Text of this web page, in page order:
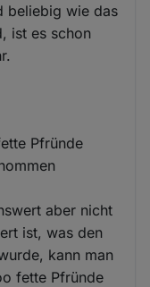
beliebig wie das
ist es schon
Pfründe
aber nicht
ist, was den
kann man
fette Pfründe